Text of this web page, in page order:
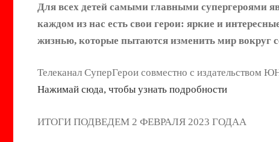
Для всех детей самыми главными супергероями
каждом из нас есть свои герои: яркие и
жизнью, которые пытаются изменить мир вокруг
Телеканал СуперГерои совместно с
Нажимай сюда, чтобы узнать подробности
ИТОГИ ПОДВЕДЕМ 2 ФЕВРАЛЯ 2023 ГОДАА